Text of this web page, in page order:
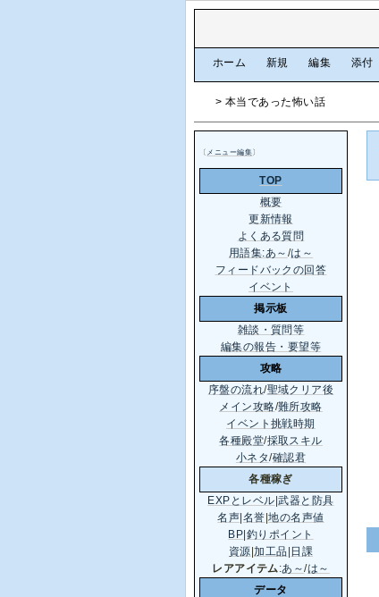
ホーム 新規 編集 添付
> 本当であった怖い話
〔 メニュー編集〕
TOP
概要
更新情報
よくある質問
用語集:あ～ /は～
フィードバックの回答
イベント
掲示板
雑談・質問等
編集の報告・要望等
攻略
序盤の流れ/聖域クリア後
メイン攻略/難所攻略
イベント挑戦時期
各種殿堂/採取スキル
小ネタ/確認君
各種稼ぎ
EXPとレベル|武器と防具
名声|名誉|地の名声値
BP|釣りポイント
資源|加工品| 日課
レアアイテム :あ～/は～
データ